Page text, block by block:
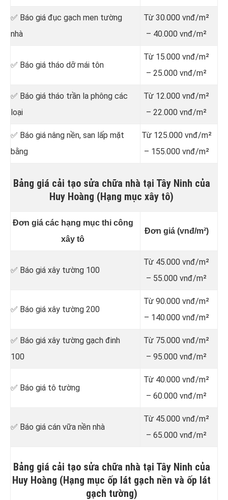
✅ Báo giá đục gạch men tường
nhà
Từ 30.000 vnđ/m²
– 40.000 vnđ/m²
✅ Báo giá tháo dỡ mái tôn
Từ 15.000 vnđ/m²
– 25.000 vnđ/m²
✅ Báo giá tháo trần la phông các
loại
Từ 12.000 vnđ/m²
– 22.000 vnđ/m²
✅ Báo giá nâng nền, san lấp mặt
bằng
Từ 125.000 vnđ/m²
– 155.000 vnđ/m²
Bảng giá cải tạo sửa chữa nhà tại Tây Ninh của
Huy Hoàng (Hạng mục xây tô)
Đơn giá các hạng mục thi công
xây tô
Đơn giá (vnđ/m²)
✅ Báo giá xây tường 100
Từ 45.000 vnđ/m²
– 55.000 vnđ/m²
✅ Báo giá xây tường 200
Từ 90.000 vnđ/m²
– 140.000 vnđ/m²
✅ Báo giá xây tường gạch đinh
100
Từ 75.000 vnđ/m²
– 95.000 vnđ/m²
✅ Báo giá tô tường
Từ 40.000 vnđ/m²
– 60.000 vnđ/m²
✅ Báo giá cán vữa nền nhà
Từ 45.000 vnđ/m²
– 65.000 vnđ/m²
Bảng giá cải tạo sửa chữa nhà tại Tây Ninh của
Huy Hoàng (Hạng mục ốp lát gạch nền và ốp lát
gạch tường)